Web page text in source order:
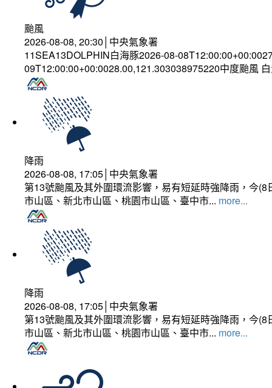
颱風
2026-08-08, 20:30│中央氣象署
11SEA13DOLPHIN白海豚2026-08-
09T12:00:00+00:0028.00,121.303038975220中度颱風
降雨
2026-08-08, 17:05│中央氣象署
第13號颱風及其外圍環流影響，易有短延時強降雨，今
市山區、新北市山區、桃園市山區、臺中市... more...
降雨
2026-08-08, 17:05│中央氣象署
第13號颱風及其外圍環流影響，易有短延時強降雨，今
市山區、新北市山區、桃園市山區、臺中市... more...